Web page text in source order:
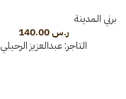
برني المدينة
ر.س140.00
التاجر:عبدالعزيز الرحيلي